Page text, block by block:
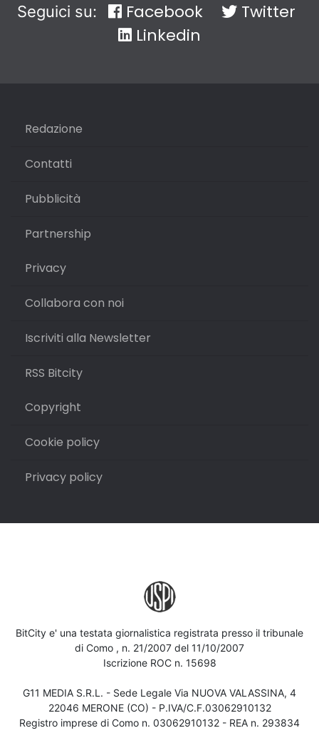
Seguici su: Facebook
Twitter
Linkedin
Redazione
Contatti
Pubblicità
Partnership
Privacy
Collabora con noi
Iscriviti alla Newsletter
RSS Bitcity
Copyright
Cookie policy
Privacy policy
BitCity e' una testata giornalistica registrata presso il tribunale
di Como , n. 21/2007 del 11/10/2007
Iscrizione ROC n. 15698
G11 MEDIA S.R.L. - Sede Legale Via NUOVA VALASSINA, 4
22046 MERONE (CO) - P.IVA/C.F.03062910132
Registro imprese di Como n. 03062910132 - REA n. 293834